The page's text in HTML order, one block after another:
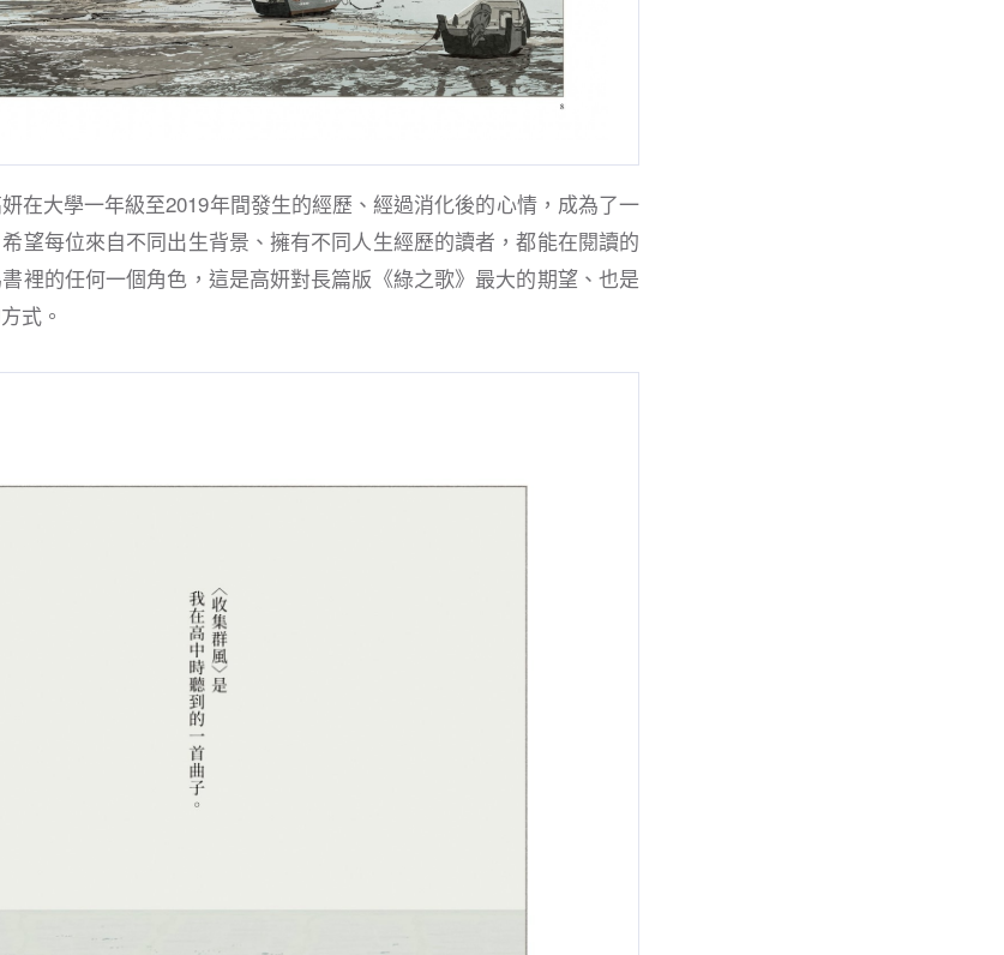
在大學一年級至2019年間發生的經歷、經過消化後的心情，成為了一
望每位來自不同出生背景、擁有不同人生經歷的讀者，都能在閱讀的
裡的任何一個角色，這是高妍對長篇版《綠之歌》最大的期望、也是
式。